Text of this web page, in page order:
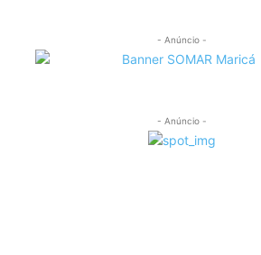
- Anúncio -
- Anúncio -